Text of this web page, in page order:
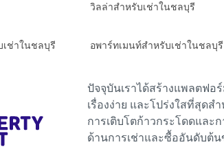
วิลล่าสำหรับเช่าในชลบุรี
เช่าในชลบุรี อพาร์ทเมนท์สำหรับเช่าในชลบุรี
ปัจจุบันเราได้สร้างแพลตฟอ
เรื่องง่าย และโปร่งใสที่สุดส
การเติบโตก้าวกระโดดและ
ด้านการเช่าและซื้ออันดับต้น